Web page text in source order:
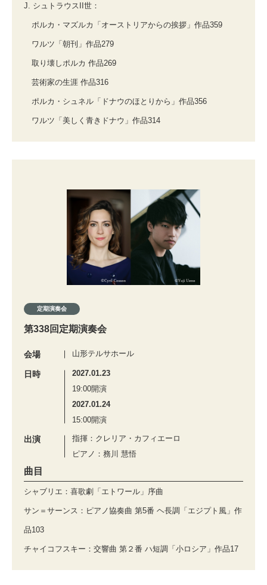
J. シュトラウスII世：
ポルカ・マズルカ「オーストリアからの挨拶」作品359
ワルツ「朝刊」作品279
取り壊しポルカ 作品269
芸術家の生涯 作品316
ポルカ・シュネル「ドナウのほとりから」作品356
ワルツ「美しく青きドナウ」作品314
定期演奏会
第338回定期演奏会
会場 山形テルサホール
日時
2027.01.23
19:00開演
2027.01.24
15:00開演
出演
指揮：クレリア・カフィエーロ
ピアノ：務川 慧悟
曲目
シャブリエ：喜歌劇「エトワール」序曲
サン＝サーンス：ピアノ協奏曲 第5番 ヘ長調「エジプト風」作
品103
チャイコフスキー：交響曲 第２番 ハ短調「小ロシア」作品17